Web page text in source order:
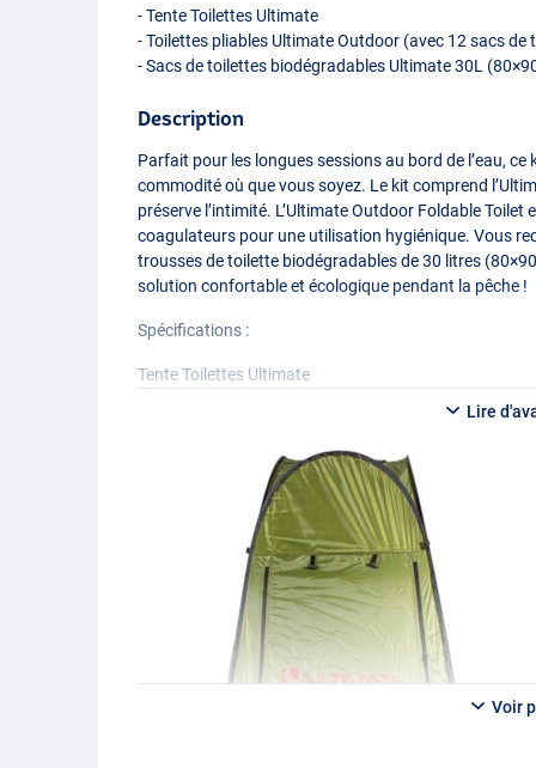
- Tente Toilettes Ultimate
- Toilettes pliables Ultimate Outdoor (avec 12 sacs
- Sacs de toilettes biodégradables Ultimate 30L
Description
Parfait pour les longues sessions au bord de l’eau,
commodité où que vous soyez. Le kit comprend
préserve l’intimité. L’Ultimate Outdoor Foldable
coagulateurs pour une utilisation hygiénique. Vous
trousses de toilette biodégradables de 30 litres
solution confortable et écologique pendant la pêche !
Spécifications :
Tente Toilettes Ultimate
- Avec ouvertures de ventilation
- Piquets et haubans inclus
- Fermeture éclair en haut du toit et sur le côté
- À utiliser avec les toilettes pliables Ultimate Outdoor
Toilettes pliables d’extérieur Ultimate
- Dimensions : 41×43×44cm
- Sac avec poignée
- Hygiénique et propre
- Siège ovale confortable
Lire
Voir